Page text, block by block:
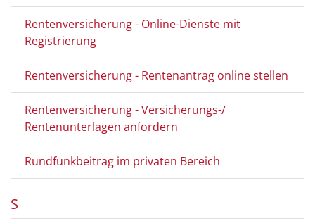
Rentenversicherung - Online-Dienste mit
Registrierung
Rentenversicherung - Rentenantrag online stellen
Rentenversicherung - Versicherungs-/
Rentenunterlagen anfordern
Rundfunkbeitrag im privaten Bereich
S